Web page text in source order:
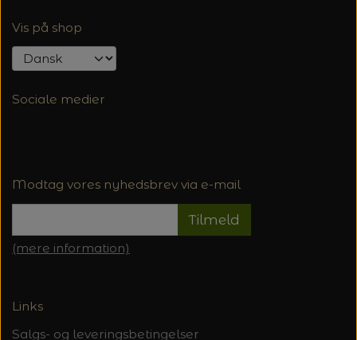
Vis på shop
Sociale medier
Modtag vores nyhedsbrev via e-mail
Tilmeld
(mere information)
Links
Salgs- og leveringsbetingelser